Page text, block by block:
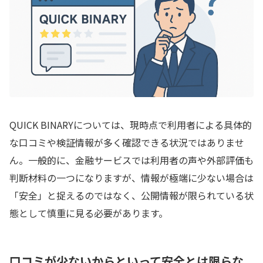
QUICK BINARYについては、現時点で利用者による具体的
な口コミや検証情報が多く確認できる状況ではありませ
ん。一般的に、金融サービスでは利用者の声や外部評価も
判断材料の一つになりますが、情報が極端に少ない場合は
「安全」と捉えるのではなく、公開情報が限られている状
態として慎重に見る必要があります。